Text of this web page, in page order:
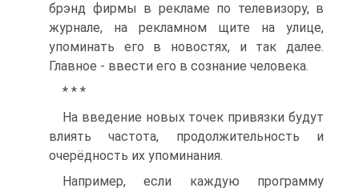
брэнд фирмы в рекламе по телевизору, в
журнале, на рекламном щите на улице,
упоминать его в новостях, и так далее.
Главное - ввести его в сознание человека.
* * *
На введение новых точек привязки будут
влиять частота, продолжительность и
очерёдность их упоминания.
Например, если каждую программу